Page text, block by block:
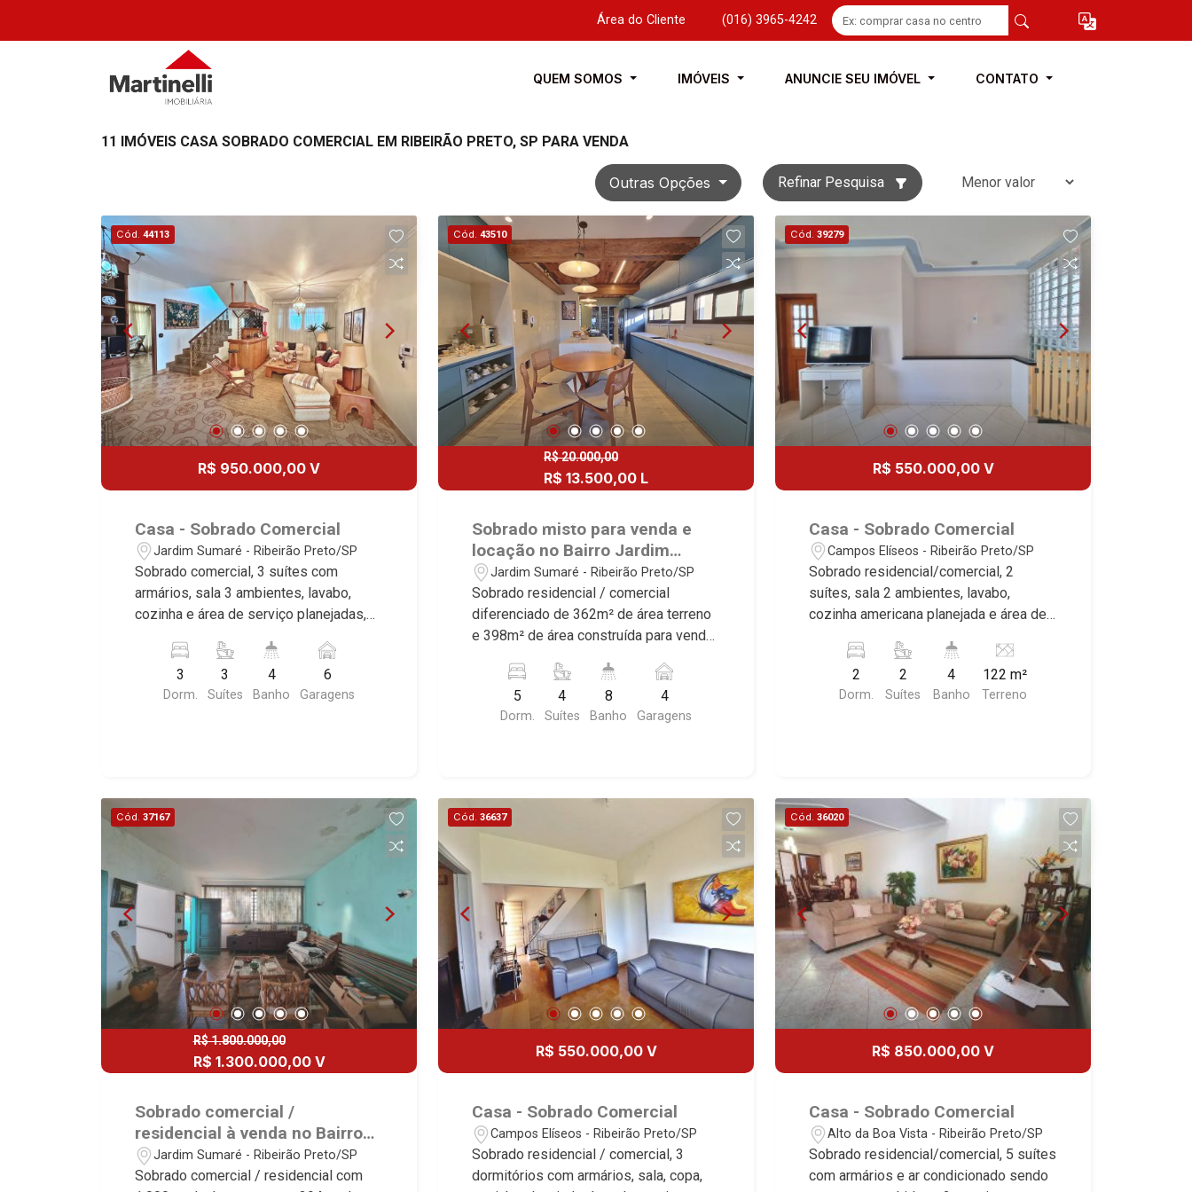
Área do Cliente (016) 3965-4242
QUEM SOMOS IMÓVEIS ANUNCIE SEU IMÓVEL CONTATO
11 IMÓVEIS CASA SOBRADO COMERCIAL EM RIBEIRÃO PRETO, SP PARA VENDA
Outras Opções Refinar Pesquisa
Cód. 44113
R$ 950.000,00 V
Casa - Sobrado Comercial
Jardim Sumaré - Ribeirão Preto/SP
Sobrado comercial, 3 suítes com
armários, sala 3 ambientes, lavabo,
cozinha e área de serviço planejadas,
gourmet com churrasqueira, vestiário, 6
vagas, excelente localização, próximo
ao Bar do Português. Martinelli
Ribeirão Preto.
3
Dorm.
3
Suítes
4
Banho
6
Garagens
Cód. 43510
R$ 20.000,00
R$ 13.500,00 L
R$ 2.190.000,00 V
Sobrado misto para venda e
locação no Bairro Jardim
Sumaré, próximo à Avenida
Independência - Ribeirão
Preto/SP.
Jardim Sumaré - Ribeirão Preto/SP
Sobrado residencial / comercial
diferenciado de 362m² de área terreno
e 398m² de área construída para venda
Independência - Bairro Jardim Sumaré,
Ribeirão Preto/SP. Conheça as
características deste imóvel que a
sendo 4 suítes com armários. ar-
condicionado e 1 master com closet e
hidro - Lavabo - Sala 3 ambientes com
banheiro privativo (reversível para 5ª
suíte) - Cozinha e área de serviço
planejadas - Adega climatizada -
Elevador - Área gourmet com
churrasqueira e piscina aquecida -
Chopeira - Iluminação e rico em
armários - Corredor lateral - Energia
fotovoltaica - Cerca elétrica - 4 vagas
Martinelli Imobiliária, referência no
Especialistas em Venda, Locação e
Lançamentos! Avenida João Fiúsa,
1051 - Alto da Boa Vista | Ribeirão
Preto.
5
Dorm.
4
Suítes
8
Banho
4
Garagens
Cód. 39279
R$ 550.000,00 V
Casa - Sobrado Comercial
Campos Elíseos - Ribeirão Preto/SP
Sobrado residencial/comercial, 2
suítes, sala 2 ambientes, lavabo,
cozinha americana planejada e área de
adaptada para lanchonete com balcão
de atendimento ao consumidor, ampla
cozinha industrial, câmara fria e área de
2
Dorm.
2
Suítes
4
Banho
122 m²
Terreno
Cód. 37167
R$ 1.800.000,00
R$ 1.300.000,00 V
Sobrado comercial /
residencial à venda no Bairro
Jardim Sumaré, próximo à
Avenida Nove de Julho -
Jardim Sumaré - Ribeirão Preto/SP
Sobrado comercial / residencial com
Cód. 36637
R$ 550.000,00 V
Casa - Sobrado Comercial
Campos Elíseos - Ribeirão Preto/SP
Sobrado residencial / comercial, 3
dormitórios com armários, sala, copa,
Cód. 36020
R$ 850.000,00 V
Casa - Sobrado Comercial
Alto da Boa Vista - Ribeirão Preto/SP
Sobrado residencial/comercial, 5 suítes
com armários e ar condicionado sendo